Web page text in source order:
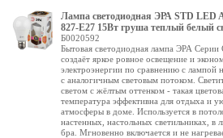
Лампа светодиодная ЭРА STD LED
827-E27 15Вт груша теплый белый
Б0020592
Бытовая светодиодная лампа ЭРА Серии
создаёт яркое ровное освещение и
электроэнергии по сравнению с лампой
с аналогичным световым потоком.
светом с жёлтым оттенком - такая
температура эффективна для отдыха и
атмосферы в доме. Используется в
настенных, настольных светильниках, в
бра. Мгновенно включается и не